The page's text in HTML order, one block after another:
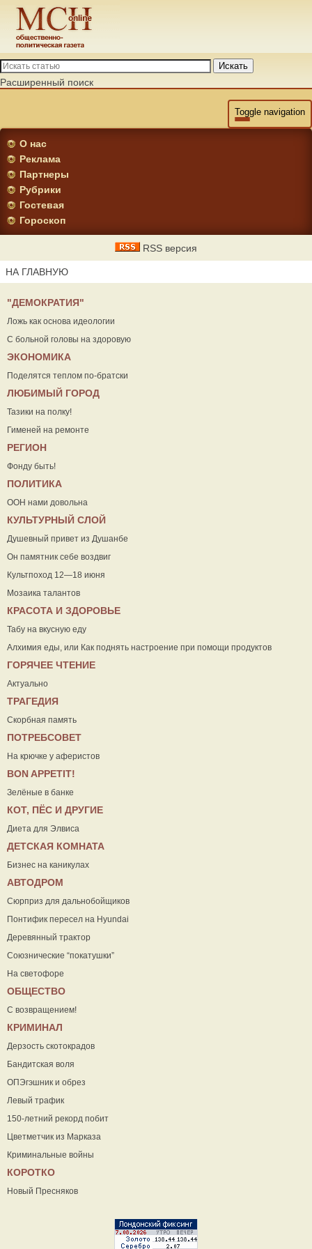
Искать
Расширенный поиск
Toggle navigation
О нас
Реклама
Партнеры
Рубрики
Гостевая
Гороскоп
RSS версия
НА ГЛАВНУЮ
"ДЕМОКРАТИЯ"
Ложь как основа идеологии
С больной головы на здоровую
ЭКОНОМИКА
Поделятся теплом по-братски
ЛЮБИМЫЙ ГОРОД
Тазики на полку!
Гименей на ремонте
РЕГИОН
Фонду быть!
ПОЛИТИКА
ООН нами довольна
КУЛЬТУРНЫЙ СЛОЙ
Душевный привет из Душанбе
Он памятник себе воздвиг
Культпоход 12—18 июня
Мозаика талантов
КРАСОТА И ЗДОРОВЬЕ
Табу на вкусную еду
Алхимия еды, или Как поднять настроение при помощи продуктов
ГОРЯЧЕЕ ЧТЕНИЕ
Актуально
ТРАГЕДИЯ
Скорбная память
ПОТРЕБСОВЕТ
На крючке у аферистов
ВON APPETIT!
Зелёные в банке
КОТ, ПЁС И ДРУГИЕ
Диета для Элвиса
ДЕТСКАЯ КОМНАТА
Бизнес на каникулах
АВТОДРОМ
Сюрприз для дальнобойщиков
Понтифик пересел на Hyundai
Деревянный трактор
Союзнические “покатушки”
На светофоре
ОБЩЕСТВО
С возвращением!
КРИМИНАЛ
Дерзость скотокрадов
Бандитская воля
ОПЭгэшник и обрез
Левый трафик
150-летний рекорд побит
Цветметчик из Марказа
Криминальные войны
КОРОТКО
Новый Пресняков